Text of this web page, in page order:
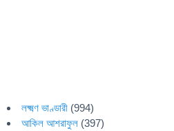
লক্ষ্মণ ভাণ্ডারী (994)
আকিল আশরাফুল (397)